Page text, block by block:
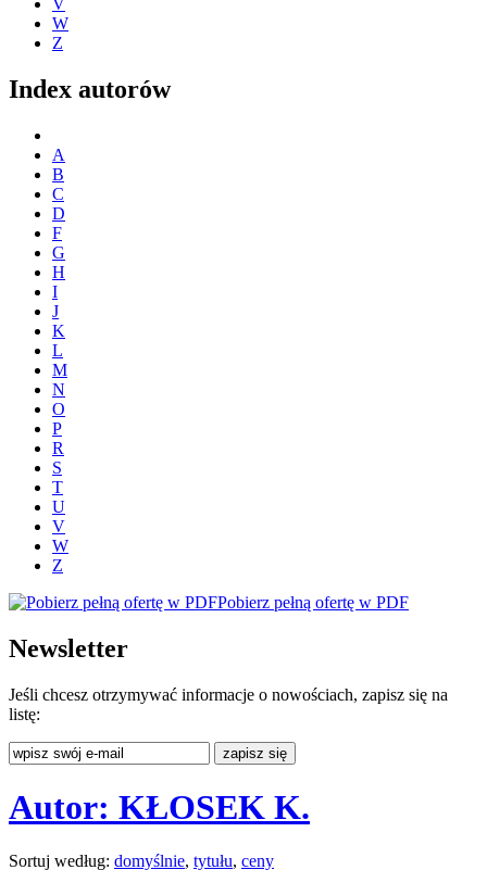
V
W
Z
Index autorów
A
B
C
D
F
G
H
I
J
K
L
M
N
O
P
R
S
T
U
V
W
Z
Pobierz pełną ofertę w PDF
Newsletter
Jeśli chcesz otrzymywać informacje o nowościach, zapisz się na
listę:
Autor: KŁOSEK K.
Sortuj według: domyślnie, tytułu, ceny